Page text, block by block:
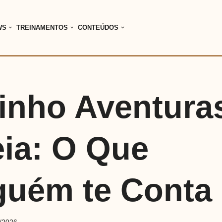
TREINAMENTOS CONTEÚDOS
O Que
te Conta